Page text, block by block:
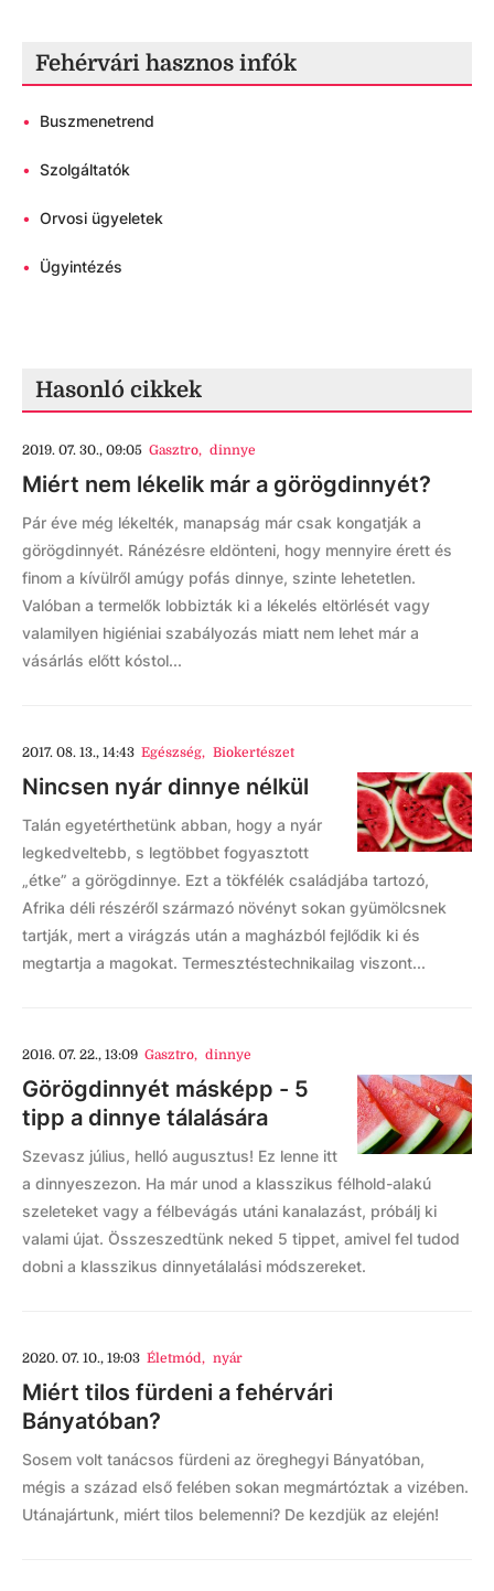
Fehérvári hasznos infók
• Buszmenetrend
• Szolgáltatók
• Orvosi ügyeletek
• Ügyintézés
Hasonló cikkek
2019. 07. 30., 09:05 Gasztro, dinnye
Miért nem lékelik már a görögdinnyét?
Pár éve még lékelték, manapság már csak kongatják a
görögdinnyét. Ránézésre eldönteni, hogy mennyire érett és
finom a kívülről amúgy pofás dinnye, szinte lehetetlen.
Valóban a termelők lobbizták ki a lékelés eltörlését vagy
valamilyen higiéniai szabályozás miatt nem lehet már a
vásárlás előtt kóstol...
2017. 08. 13., 14:43 Egészség, Biokertészet
Nincsen nyár dinnye nélkül
Talán egyetérthetünk abban, hogy a nyár
legkedveltebb, s legtöbbet fogyasztott
„étke” a görögdinnye. Ezt a tökfélék családjába tartozó,
Afrika déli részéről származó növényt sokan gyümölcsnek
tartják, mert a virágzás után a magházból fejlődik ki és
megtartja a magokat. Termesztéstechnikailag viszont...
2016. 07. 22., 13:09 Gasztro, dinnye
Görögdinnyét másképp - 5
tipp a dinnye tálalására
Szevasz július, helló augusztus! Ez lenne itt
a dinnyeszezon. Ha már unod a klasszikus félhold-alakú
szeleteket vagy a félbevágás utáni kanalazást, próbálj ki
valami újat. Összeszedtünk neked 5 tippet, amivel fel tudod
dobni a klasszikus dinnyetálalási módszereket.
2020. 07. 10., 19:03 Életmód, nyár
Miért tilos fürdeni a fehérvári
Bányatóban?
Sosem volt tanácsos fürdeni az öreghegyi Bányatóban,
mégis a század első felében sokan megmártóztak a vizében.
Utánajártunk, miért tilos belemenni? De kezdjük az elején!